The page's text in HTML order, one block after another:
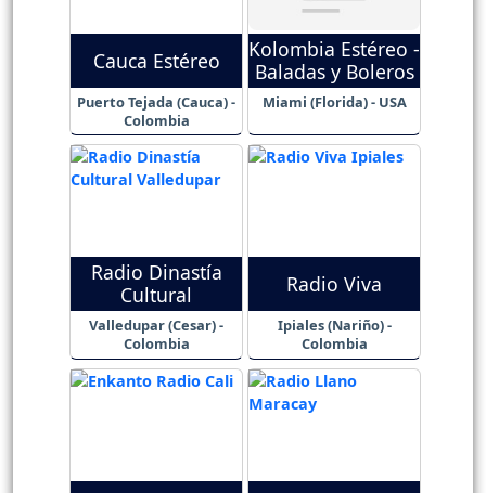
Cauca Estéreo
Puerto Tejada (Cauca) -
Colombia
Kolombia Estéreo -
Baladas y Boleros
Miami (Florida) - USA
Radio Dinastía
Cultural
Valledupar (Cesar) -
Colombia
Radio Viva
Ipiales (Nariño) -
Colombia